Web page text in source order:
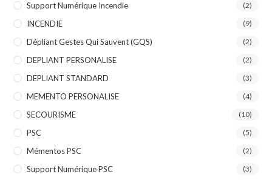
Support Numérique Incendie (2)
INCENDIE (9)
Dépliant Gestes Qui Sauvent (GQS) (2)
DEPLIANT PERSONALISE (2)
DEPLIANT STANDARD (3)
MEMENTO PERSONALISE (4)
SECOURISME (10)
PSC (5)
Mémentos PSC (2)
Support Numérique PSC (3)